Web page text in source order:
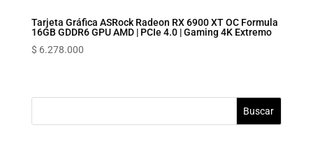
Tarjeta Gráfica ASRock Radeon RX 6900 XT OC Formula
16GB GDDR6 GPU AMD | PCIe 4.0 | Gaming 4K Extremo
$ 6.278.000
Buscar